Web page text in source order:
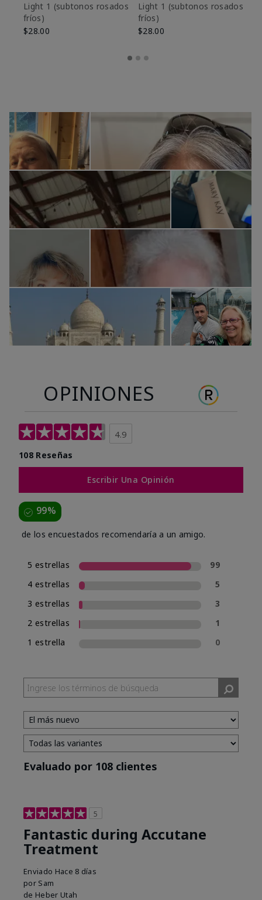
Light 1​ (subtonos rosados
fríos)
$28.00
Light 1​ (subtonos rosados
fríos)
$28.00
OPINIONES
4.9
108 Reseñas
Escribir Una Opinión
99%
de los encuestados recomendaría a un amigo.
5 estrellas
99
4 estrellas
5
3 estrellas
3
2 estrellas
1
1 estrella
0
Evaluado por 108 clientes
5
Fantastic during Accutane
Treatment
Enviado Hace 8 días
por Sam
de Heber Utah